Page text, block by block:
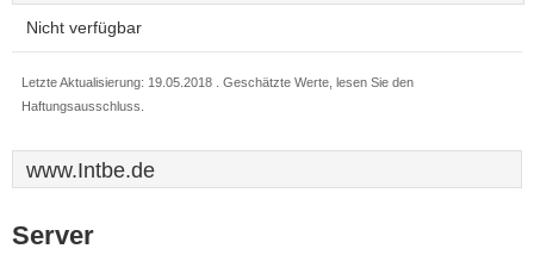
Nicht verfügbar
Letzte Aktualisierung: 19.05.2018 . Geschätzte Werte, lesen Sie den
Haftungsausschluss.
www.Intbe.de
Server